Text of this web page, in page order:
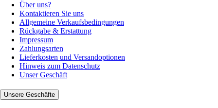
Über uns?
Kontaktieren Sie uns
Allgemeine Verkaufsbedingungen
Rückgabe & Erstattung
Impressum
Zahlungsarten
Lieferkosten und Versandoptionen
Hinweis zum Datenschutz
Unser Geschäft
Unsere Geschäfte